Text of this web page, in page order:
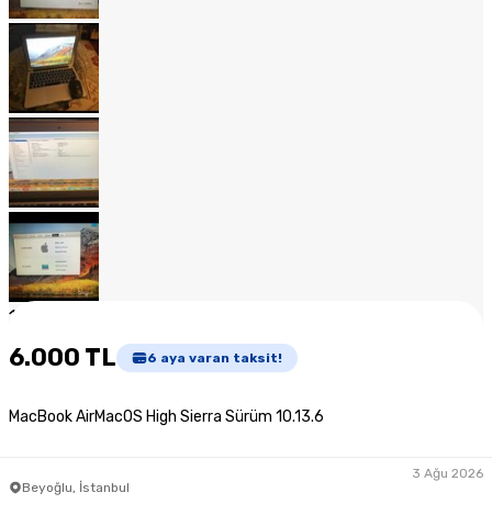
1
6.000 TL 6 aya varan taksit!
MacBook AirMacOS High Sierra Sürüm 10.13.6
Beyoğlu, İstanbul
3 Ağu 2026